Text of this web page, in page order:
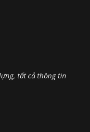
tất cả thông tin